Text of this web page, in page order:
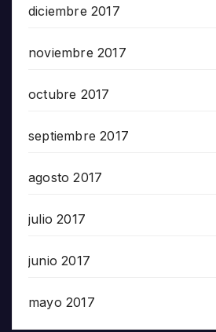
diciembre 2017
noviembre 2017
octubre 2017
septiembre 2017
agosto 2017
julio 2017
junio 2017
mayo 2017